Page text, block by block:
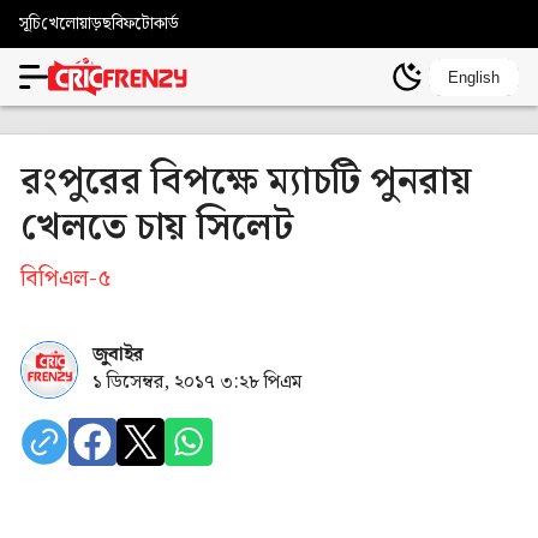
সূচিখেলোয়াড়ছবিফটোকার্ড
English
রংপুরের বিপক্ষে ম্যাচটি পুনরায়
খেলতে চায় সিলেট
বিপিএল-৫
জুবাইর
১ ডিসেম্বর, ২০১৭ ৩:২৮ পিএম